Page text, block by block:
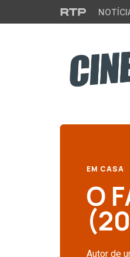
Saltar para o conteúdo
EM CASA
O
Autor de